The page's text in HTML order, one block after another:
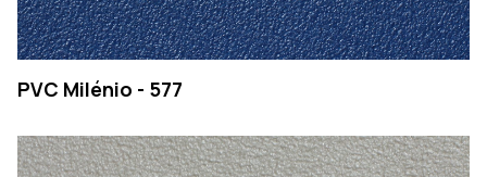
PVC Milénio - 577